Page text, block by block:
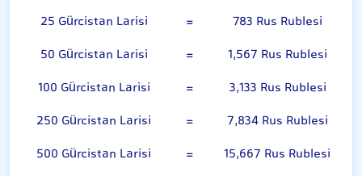
25 Gürcistan Larisi
=
783 Rus Rublesi
50 Gürcistan Larisi
=
1,567 Rus Rublesi
100 Gürcistan Larisi
=
3,133 Rus Rublesi
250 Gürcistan Larisi
=
7,834 Rus Rublesi
500 Gürcistan Larisi
=
15,667 Rus Rublesi